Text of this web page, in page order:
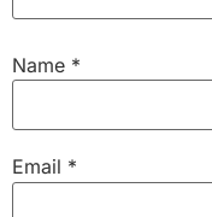
Name *
Email *